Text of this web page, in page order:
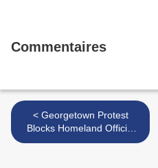
Commentaires
< Georgetown Protest
Blocks Homeland Official
From Speaking